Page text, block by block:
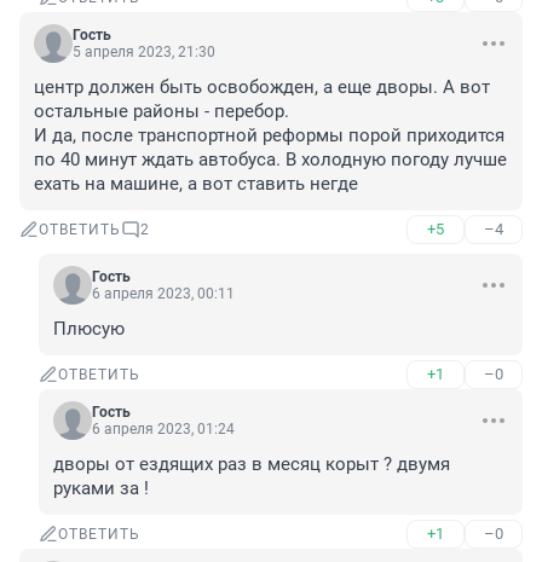
Гость
5 апреля 2023, 21:30
центр должен быть освобожден, а еще дворы. А вот
остальные районы - перебор.
И да, после транспортной реформы порой приходится
по 40 минут ждать автобуса. В холодную погоду лучше
ехать на машине, а вот ставить негде
ОТВЕТИТЬ 2 +5 –4
Гость
6 апреля 2023, 00:11
Плюсую
ОТВЕТИТЬ +1 –0
Гость
6 апреля 2023, 01:24
дворы от ездящих раз в месяц корыт ? двумя
руками за !
ОТВЕТИТЬ +1 –0